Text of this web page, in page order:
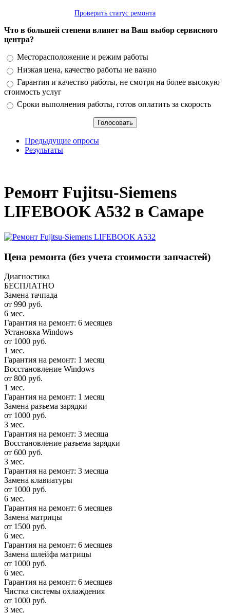
Проверить статус ремонта
Что в большей степени влияет на Ваш выбор сервисного
центра?
Варианты
Месторасположение и режим работы
Низкая цена, качество работы не важно
Гарантия и качество работы, не смотря на более высокую
стоимость услуг
Сроки выполнения работы, готов оплатить за скорость
Предыдущие опросы
Результаты
Ремонт Fujitsu-Siemens
LIFEBOOK A532 в Самаре
Цена ремонта (без учета стоимости запчастей)
Диагностика
БЕСПЛАТНО
Замена тачпада
от 990 руб.
6 мес.
Гарантия на ремонт: 6 месяцев
Установка Windows
от 1000 руб.
1 мес.
Гарантия на ремонт: 1 месяц
Восстановление Windows
от 800 руб.
1 мес.
Гарантия на ремонт: 1 месяц
Замена разъема зарядки
от 1000 руб.
3 мес.
Гарантия на ремонт: 3 месяца
Восстановление разъема зарядки
от 600 руб.
3 мес.
Гарантия на ремонт: 3 месяца
Замена клавиатуры
от 1000 руб.
6 мес.
Гарантия на ремонт: 6 месяцев
Замена матрицы
от 1500 руб.
6 мес.
Гарантия на ремонт: 6 месяцев
Замена шлейфа матрицы
от 1000 руб.
6 мес.
Гарантия на ремонт: 6 месяцев
Чистка системы охлаждения
от 1000 руб.
3 мес.